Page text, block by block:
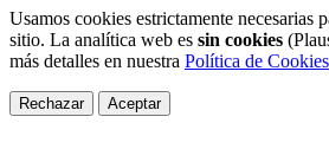
Usamos cookies estrictamente necesarias
sitio. La analítica web es sin cookies
más detalles en nuestra Política de Cookies
Rechazar Aceptar